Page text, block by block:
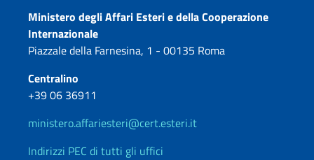
Contatti
Ministero degli Affari Esteri e della Cooperazione
Internazionale
Piazzale della Farnesina, 1 - 00135 Roma
Centralino
+39 06 36911
ministero.affariesteri@cert.esteri.it
Indirizzi PEC di tutti gli uffici